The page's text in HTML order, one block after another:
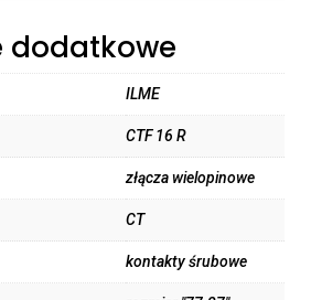
dodatkowe
ILME
CTF 16 R
złącza wielopinowe
CT
kontakty śrubowe